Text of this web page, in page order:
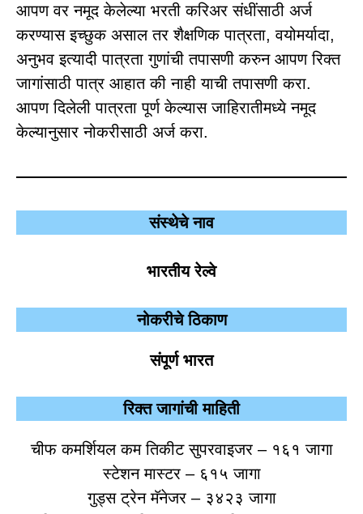
आपण वर नमूद केलेल्या भरती करिअर संधींसाठी अर्ज
करण्यास इच्छुक असाल तर शैक्षणिक पात्रता, वयोमर्यादा,
अनुभव इत्यादी पात्रता गुणांची तपासणी करुन आपण रिक्त
जागांसाठी पात्र आहात की नाही याची तपासणी करा.
आपण दिलेली पात्रता पूर्ण केल्यास जाहिरातीमध्ये नमूद
केल्यानुसार नोकरीसाठी अर्ज करा.
संस्थेचे नाव
भारतीय रेल्वे
नोकरीचे ठिकाण
संपूर्ण भारत
रिक्त जागांची माहिती
चीफ कमर्शियल कम तिकीट सुपरवाइजर – १६१ जागा
स्टेशन मास्टर – ६१५ जागा
गुड्स ट्रेन मॅनेजर – ३४२३ जागा